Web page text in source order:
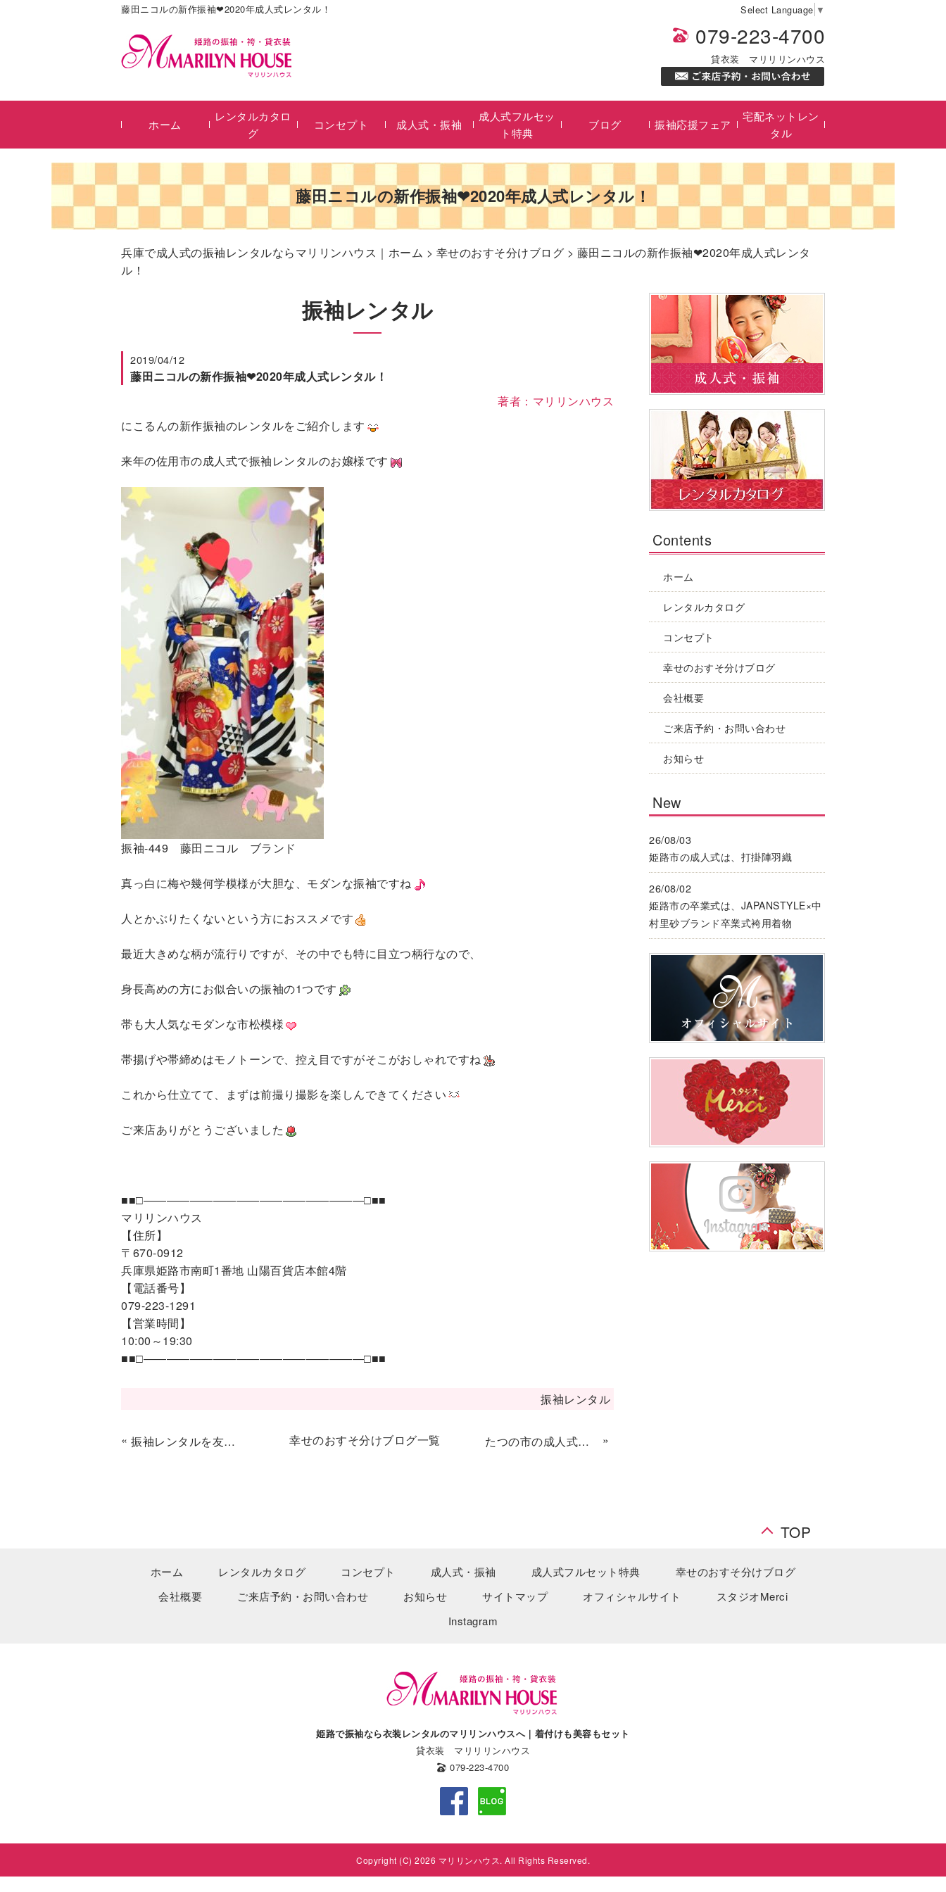
藤田ニコルの新作振袖❤2020年成人式レンタル！ Select Language ▼
079-223-4700
貸衣装 マリリリンハウス
ホーム
レンタルカタロ
グ
コンセプト 成人式・振袖
成人式フルセッ
ト特典
ブログ 振袖応援フェア
宅配ネットレン
タル
藤田ニコルの新作振袖❤2020年成人式レンタル！
兵庫で成人式の振袖レンタルならマリリンハウス｜ホーム > 幸せのおすそ分けブログ > 藤田ニコルの新作振袖❤2020年成人式レンタ
ル！
振袖レンタル
2019/04/12
藤田ニコルの新作振袖❤2020年成人式レンタル！
著者：マリリンハウス
にこるんの新作振袖のレンタルをご紹介します
来年の佐用市の成人式で振袖レンタルのお嬢様です
振袖-449 藤田ニコル ブランド
真っ白に梅や幾何学模様が大胆な、モダンな振袖ですね
人とかぶりたくないという方におススメです
最近大きめな柄が流行りですが、その中でも特に目立つ柄行なので、
身長高めの方にお似合いの振袖の1つです
帯も大人気なモダンな市松模様
帯揚げや帯締めはモノトーンで、控え目ですがそこがおしゃれですね
これから仕立てて、まずは前撮り撮影を楽しんできてください
ご来店ありがとうございました
■■□―――――――――――――――――――□■■
マリリンハウス
【住所】
〒670-0912
兵庫県姫路市南町1番地 山陽百貨店本館4階
【電話番号】
079-223-1291
【営業時間】
10:00～19:30
■■□―――――――――――――――――――□■■
振袖レンタル
« 振袖レンタルを友達と一緒に♬2020年の成人式❤ 幸せのおすそ分けブログ一覧 たつの市の成人式の振袖レンタル♥ハナエモリブランド »
Contents
ホーム
レンタルカタログ
コンセプト
幸せのおすそ分けブログ
会社概要
ご来店予約・お問い合わせ
お知らせ
New
26/08/03
姫路市の成人式は、打掛陣羽織
26/08/02
姫路市の卒業式は、JAPANSTYLE×中
村里砂ブランド卒業式袴用着物
TOP
ホーム レンタルカタログ コンセプト 成人式・振袖 成人式フルセット特典
幸せのおすそ分けブログ
会社概要
ご来店予約・お問い合わせ お知らせ サイトマップ オフィシャルサイト
スタジオMerci
Instagram
姫路で振袖なら衣装レンタルのマリリンハウスへ｜着付けも美容もセット
貸衣装 マリリリンハウス
079-223-4700
Copyright (C) 2026 マリリンハウス. All Rights Reserved.